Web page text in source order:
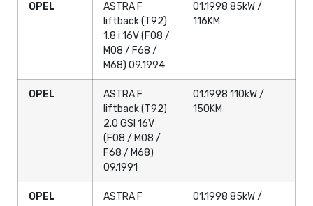
OPEL
ASTRA F
liftback (T92)
1.8 i 16V (F08 /
M08 / F68 /
M68) 09.1994
01.1998 85kW /
116KM
OPEL
ASTRA F
liftback (T92)
2.0 GSI 16V
(F08 / M08 /
F68 / M68)
09.1991
01.1998 110kW /
150KM
OPEL
ASTRA F
01.1998 85kW /